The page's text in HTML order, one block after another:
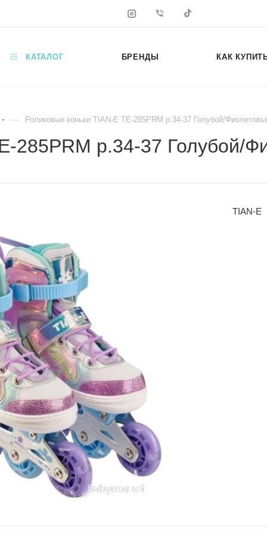
КАТАЛОГ БРЕНДЫ КАК
— Роликовые коньки TIAN-E TE-285PRM р.34-37 Голубой/
285PRM р.34-37 Голубой/
TIAN-E